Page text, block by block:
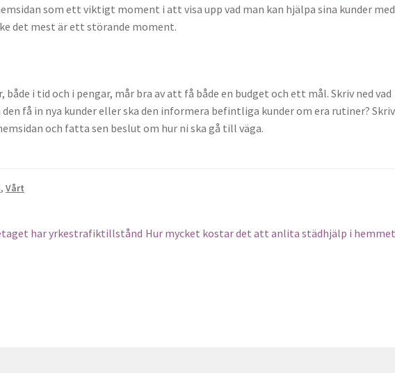
som ett viktigt moment i att visa upp vad man kan hjälpa sina kunder
det mest är ett störande moment.
i tid och i pengar, mår bra av att få både en budget och ett mål. Skriv ned vad
få in nya kunder eller ska den informera befintliga kunder om era rutiner?
och fatta sen beslut om hur ni ska gå till väga.
,Vårt
har yrkestrafiktillstånd Next
Hur mycket kostar det att anlita städhjälp i